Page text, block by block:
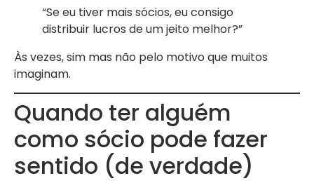
“Se eu tiver mais sócios, eu consigo
distribuir lucros de um jeito melhor?”
Às vezes, sim mas não pelo motivo que muitos
imaginam.
Quando ter alguém
como sócio pode fazer
sentido (de verdade)